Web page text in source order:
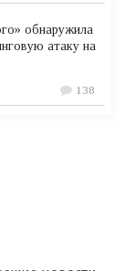
обнаружила
атаку на
138